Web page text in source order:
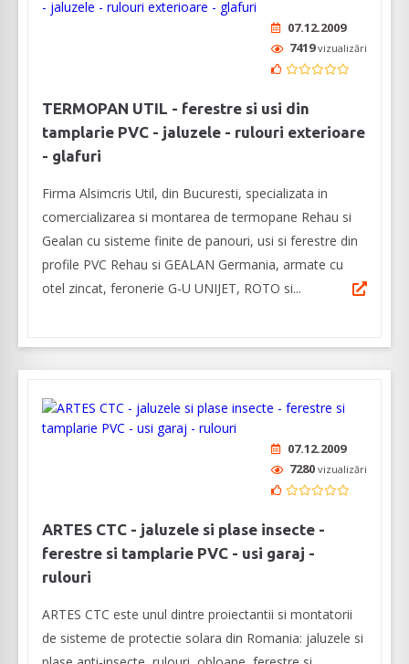
07.12.2009
7419vizualizări
TERMOPAN UTIL - ferestre si usi din
tamplarie PVC - jaluzele - rulouri exterioare
- glafuri
Firma Alsimcris Util, din Bucuresti, specializata in
comercializarea si montarea de termopane Rehau si
Gealan cu sisteme finite de panouri, usi si ferestre din
profile PVC Rehau si GEALAN Germania, armate cu
otel zincat, feronerie G-U UNIJET, ROTO si...
07.12.2009
7280 vizualizări
ARTES CTC - jaluzele si plase insecte -
ferestre si tamplarie PVC - usi garaj -
rulouri
ARTES CTC este unul dintre proiectantii si montatorii
de sisteme de protectie solara din Romania: jaluzele si